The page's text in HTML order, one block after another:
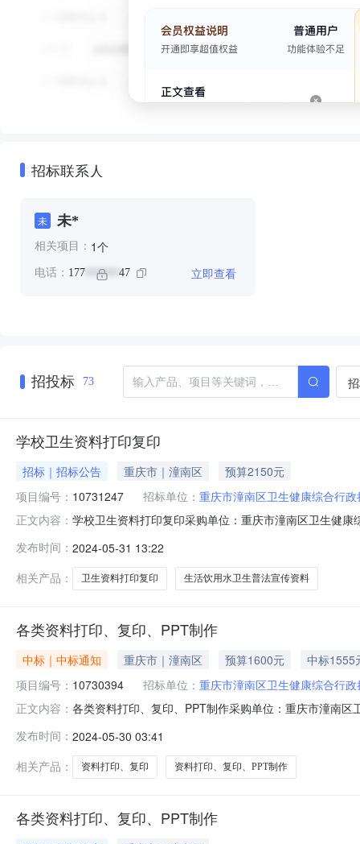
招标联系人
未 未*
相关项目： 1个
电话： 177 ****** 47 立即查看
招投标 73
学校卫生资料打印复印
招标｜招标公告 重庆市｜潼南区
预算2150元
项目编号： 10731247 招标单位： 重庆市潼南区卫生健康综合行
正文内容： 学校卫生资料打印复印采购单位：重庆市潼南区卫生健
发布时间： 2024-05-31 13:22
相关产品：
卫生资料打印复印 生活饮用水卫生普法宣传资料
各类资料打印、复印、PPT制作
中标｜中标通知 重庆市｜潼南区 预算1600元
中标1555
项目编号： 10730394 招标单位： 重庆市潼南区卫生健康综合行
正文内容： 各类资料打印、复印、PPT制作采购单位：重庆市潼南
1555.01555.01555.00-成交2024-05-29已中选已中选
发布时间： 2024-05-30 03:41
相关产品：
资料打印、复印 资料打印、复印、PPT制作
各类资料打印、复印、PPT制作